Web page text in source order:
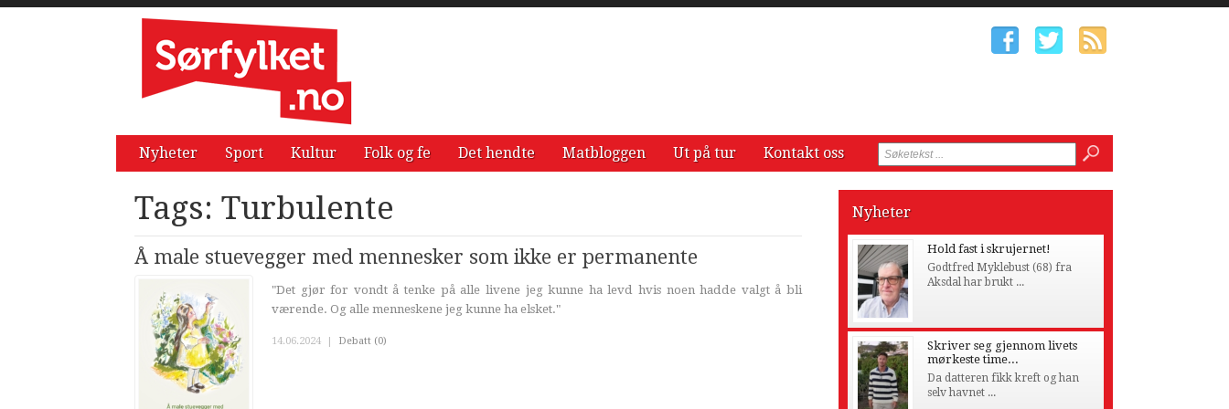
Nyheter Sport Kultur Folk og fe Det hendte Matbloggen Ut på tur Kontakt oss
Tags: Turbulente
Å male stuevegger med mennesker som ikke er permanente
"Det gjør for vondt å tenke på alle livene jeg kunne ha levd hvis noen hadde valgt å bli
værende. Og alle menneskene jeg kunne ha elsket."
14.06.2024 | Debatt (0)
Nyheter
Hold fast i skrujernet!
Godtfred Myklebust (68) fra
Aksdal har brukt ...
Skriver seg gjennom livets
mørkeste time...
Da datteren fikk kreft og han
selv havnet ...